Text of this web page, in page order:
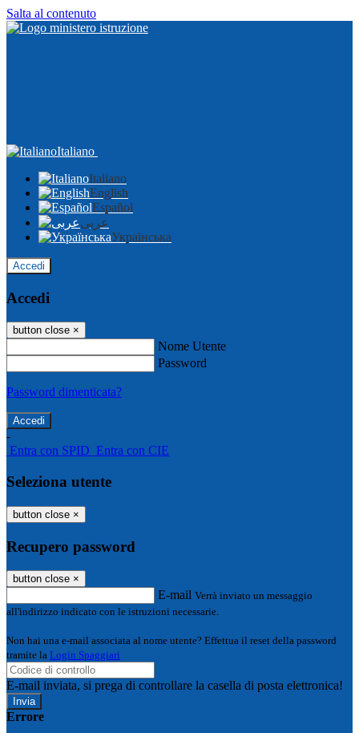
Salta al contenuto
Italiano
Italiano
English
Español
عربى
Українська
Accedi
Accedi
button close ×
Nome Utente
Password
Password dimenticata?
-
Entra con SPID Entra con CIE
Seleziona utente
button close ×
Recupero password
button close ×
E-mail Verrà inviato un messaggio
all'indirizzo indicato con le istruzioni necessarie.
Non hai una e-mail associata al nome utente? Effettua il reset della password
tramite la Login Spaggiari
E-mail inviata, si prega di controllare la casella di posta elettronica!
Errore